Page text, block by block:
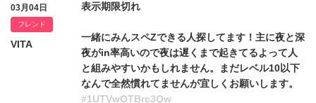
03月04日
フレンド
VITA
表示期限切れ
一緒にみんスペZできる人探してます！主に夜と深
夜がin率高いので夜は遅くまで起きてるよって人
と組みやすいかもしれません。まだレベル10以下
なんで全然慣れてませんが宜しくお願いします。
#1UTVwQTBrc3Qw